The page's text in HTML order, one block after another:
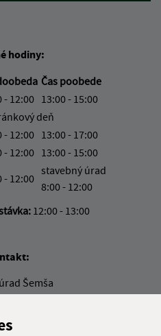
hodiny:
Čas poobede
- 12:00 13:00 - 15:00
deň
- 12:00 13:00 - 17:00
- 12:00 13:00 - 15:00
- 12:00
stavebný úrad
8:00 - 12:00
12:00 - 13:00
Šemša
Šemša